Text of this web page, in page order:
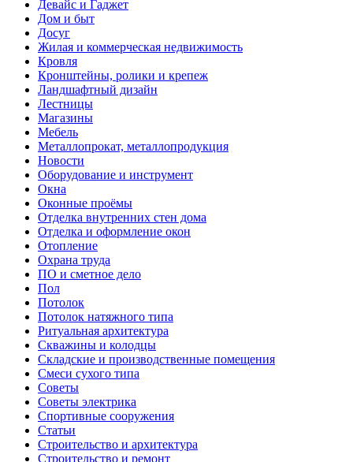
Девайс и Гаджет
Дом и быт
Досуг
Жилая и коммерческая недвижимость
Кровля
Кронштейны, ролики и крепеж
Ландшафтный дизайн
Лестницы
Магазины
Мебель
Металлопрокат, металлопродукция
Новости
Оборудование и инструмент
Окна
Оконные проёмы
Отделка внутренних стен дома
Отделка и оформление окон
Отопление
Охрана труда
ПО и сметное дело
Пол
Потолок
Потолок натяжного типа
Ритуальная архитектура
Скважины и колодцы
Складские и производственные помещения
Смеси сухого типа
Советы
Советы электрика
Спортивные сооружения
Статьи
Строительство и архитектура
Строительство и ремонт